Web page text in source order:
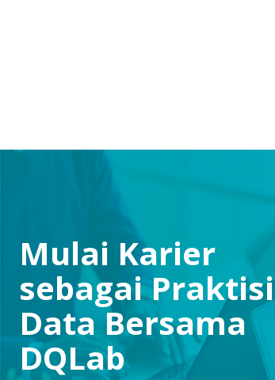
Mulai Karier
sebagai Praktisi
Data Bersama
DQLab